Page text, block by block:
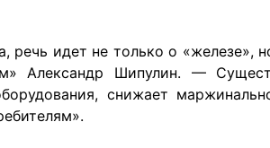
речь идет не только о
Александр Шипулин. —
снижает
.